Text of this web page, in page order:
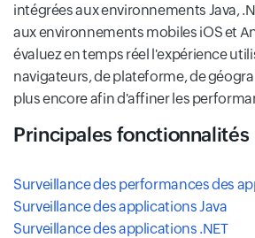
intégrées aux environnements Java,
aux environnements mobiles iOS et
évaluez en temps réel l'expérience
navigateurs, de plateforme, de
plus encore afin d'affiner les
Principales fonctionnalités
Surveillance des performances des
Surveillance des applications Java
Surveillance des applications .NET